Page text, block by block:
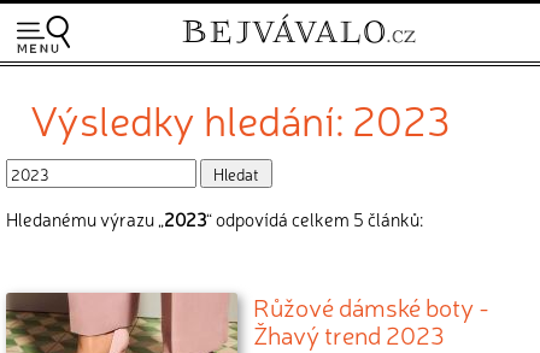
Výsledky hledání: 2023
Hledanému výrazu „2023“ odpovídá celkem 5 článků:
Růžové dámské boty -
Žhavý trend 2023